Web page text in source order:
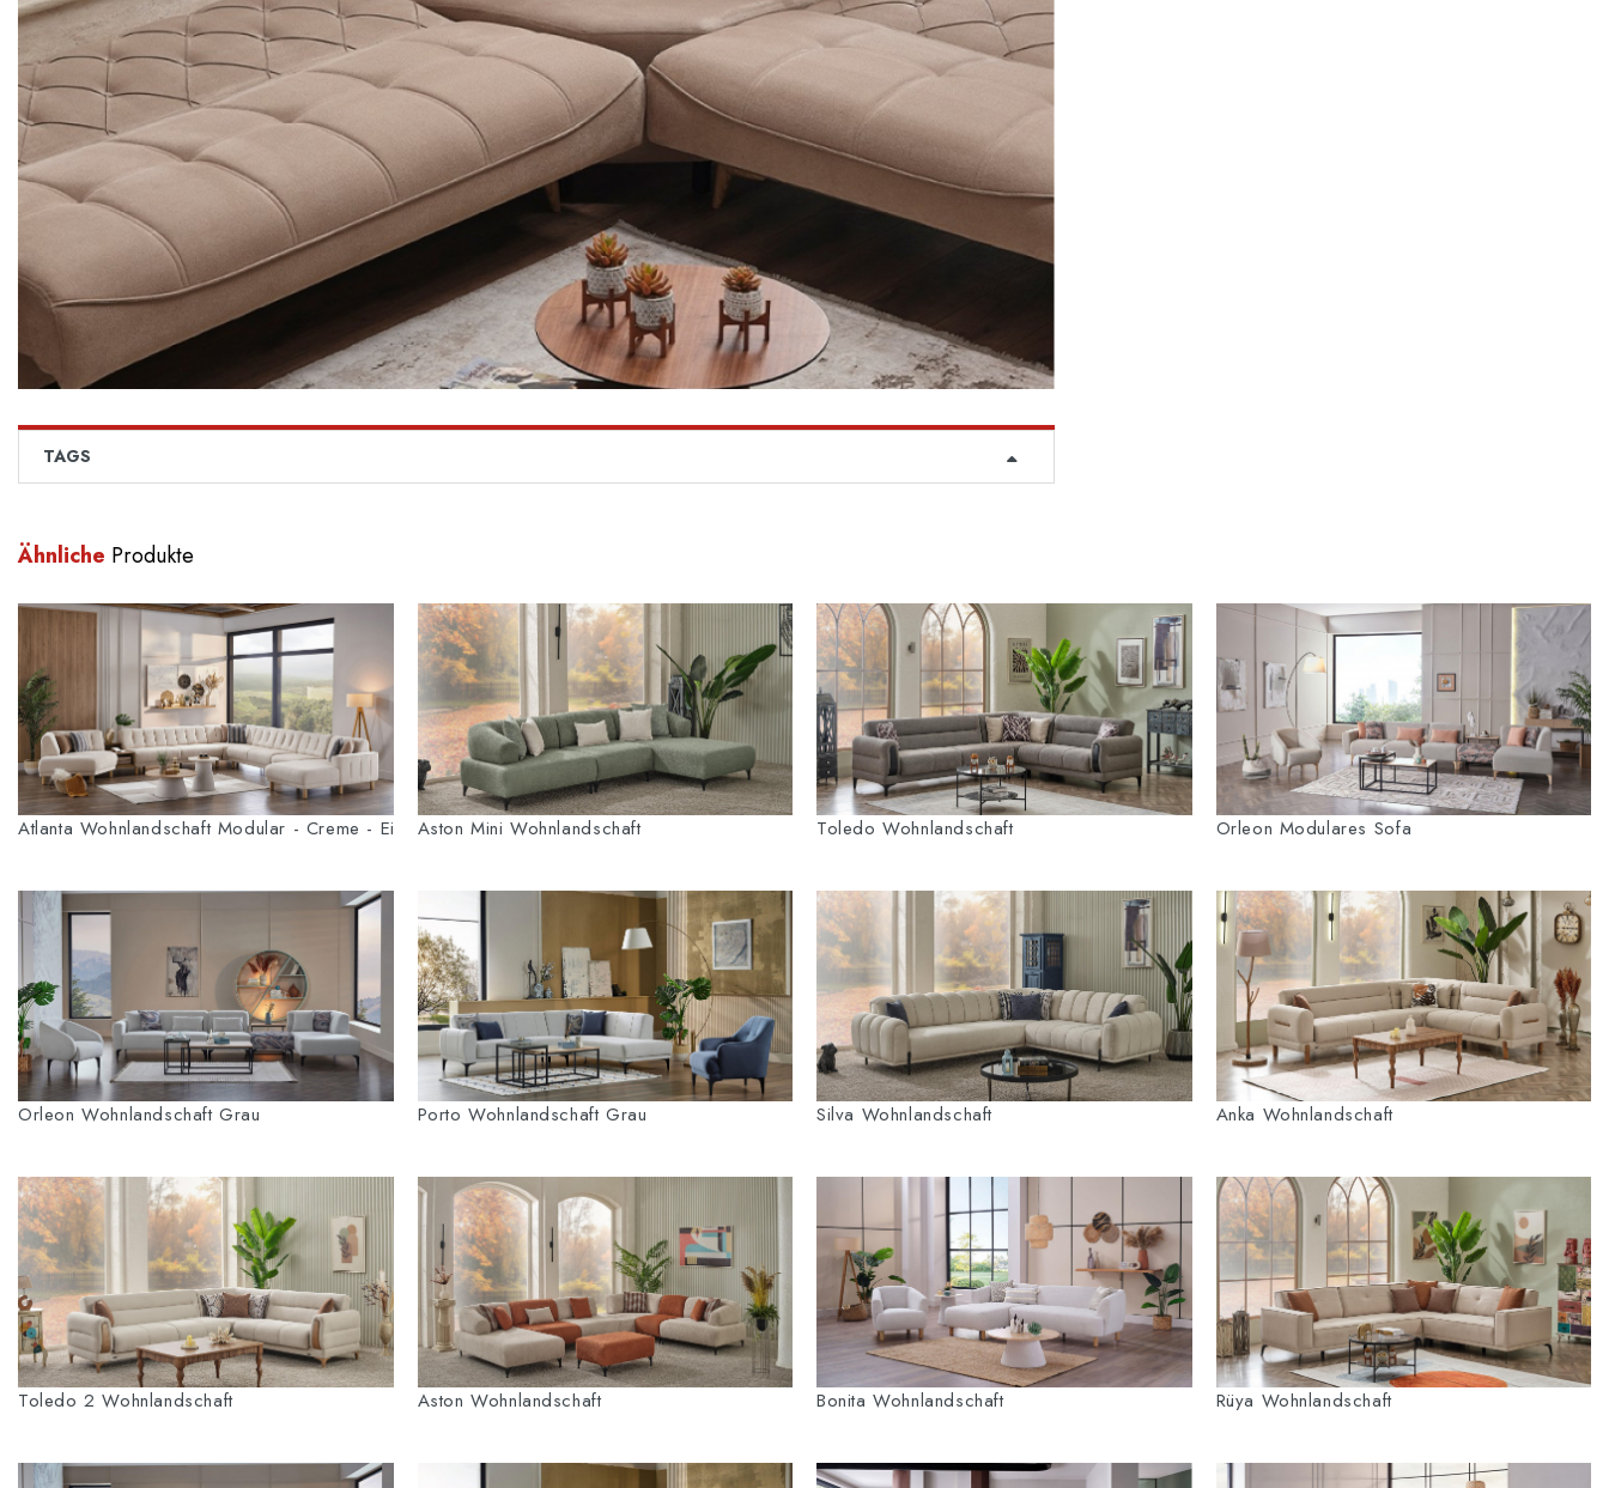
TAGS
Ähnliche Produkte
Atlanta Wohnlandschaft Modular - Creme - Eiche-FüßeAston Mini Wohnlandschaft Toledo Wohnlandschaft Orleon Modulares Sofa
Orleon Wohnlandschaft Grau Porto Wohnlandschaft Grau Silva Wohnlandschaft Anka Wohnlandschaft
Toledo 2 Wohnlandschaft Aston Wohnlandschaft Bonita Wohnlandschaft Rüya Wohnlandschaft